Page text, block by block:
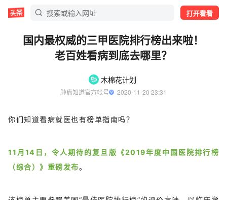
打开看看
国内最权威的三甲医院排行榜出来啦！
老百姓看病到底去哪里？
木棉花计划
肿瘤知道官方帐号
  2020-11-20 23:31
你们知道看病就医也有榜单指南吗？
11月14日，令人期待的复旦版《2019年度中国医院排行榜
（综合）》重磅发布。